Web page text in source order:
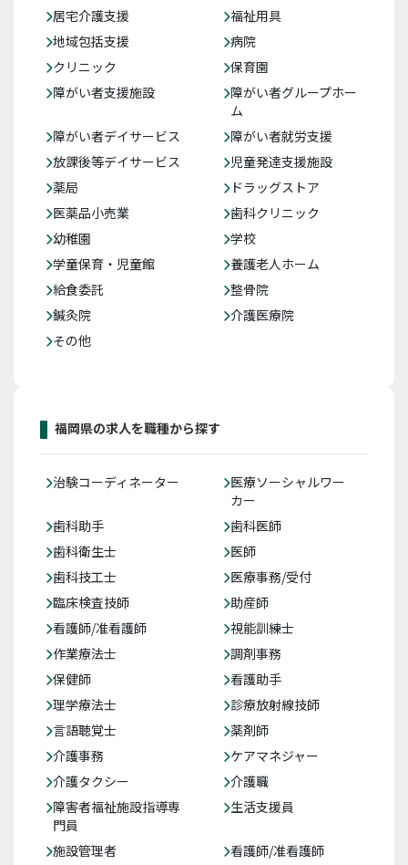
居宅介護支援
福祉用具
地域包括支援
病院
クリニック
保育園
障がい者支援施設
障がい者グループホー
ム
障がい者デイサービス
障がい者就労支援
放課後等デイサービス
児童発達支援施設
薬局
ドラッグストア
医薬品小売業
歯科クリニック
幼稚園
学校
学童保育・児童館
養護老人ホーム
給食委託
整骨院
鍼灸院
介護医療院
その他
福岡県の求人を職種から探す
治験コーディネーター
医療ソーシャルワー
カー
歯科助手
歯科医師
歯科衛生士
医師
歯科技工士
医療事務/受付
臨床検査技師
助産師
看護師/准看護師
視能訓練士
作業療法士
調剤事務
保健師
看護助手
理学療法士
診療放射線技師
言語聴覚士
薬剤師
介護事務
ケアマネジャー
介護タクシー
介護職
障害者福祉施設指導専
門員
生活支援員
施設管理者
看護師/准看護師